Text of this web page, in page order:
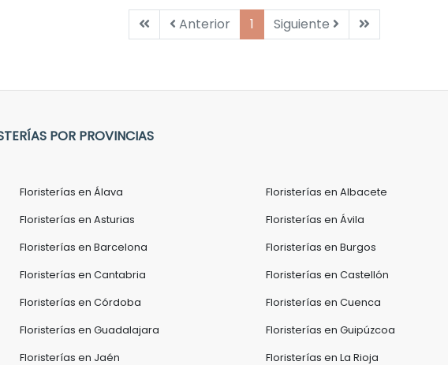
PrimeraAnteriorAnterior
1 Siguiente SiguienteÚltima
POR PROVINCIAS
Floristerías en Álava Floristerías en Albacete
Floristerías en Asturias Floristerías en Ávila
Floristerías en Barcelona Floristerías en Burgos
Floristerías en Cantabria Floristerías en Castellón
Floristerías en Córdoba Floristerías en Cuenca
Floristerías en Guadalajara Floristerías en Guipúzcoa
Floristerías en Jaén Floristerías en La Rioja